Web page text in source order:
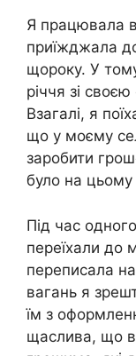
Я працювала в
приїжджала
щороку. У
річчя зі
Взагалі, я
що у моєму
заробити
було на цьому
Під час
переїхали до
переписала
вагань я
їм з
щаслива, що